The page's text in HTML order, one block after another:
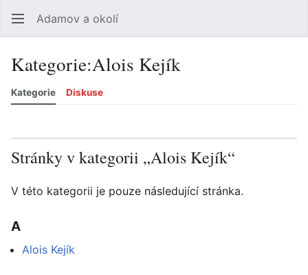
Adamov a okolí
Kategorie:Alois Kejík
Kategorie Diskuse
Stránky v kategorii „Alois Kejík“
V této kategorii je pouze následující stránka.
A
Alois Kejík